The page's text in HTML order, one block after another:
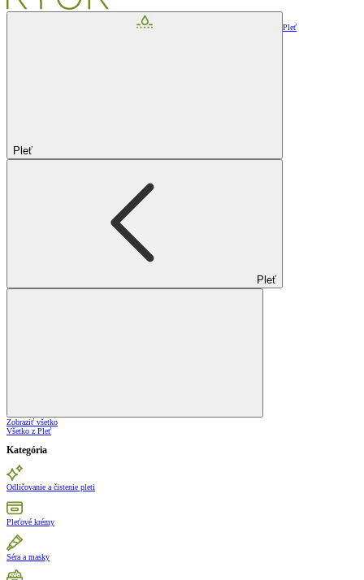
Pleť
Pleť
Pleť
Zobraziť všetko
Všetko z Pleť
Kategória
Odličovanie a čistenie pleti
Pleťové krémy
Séra a masky